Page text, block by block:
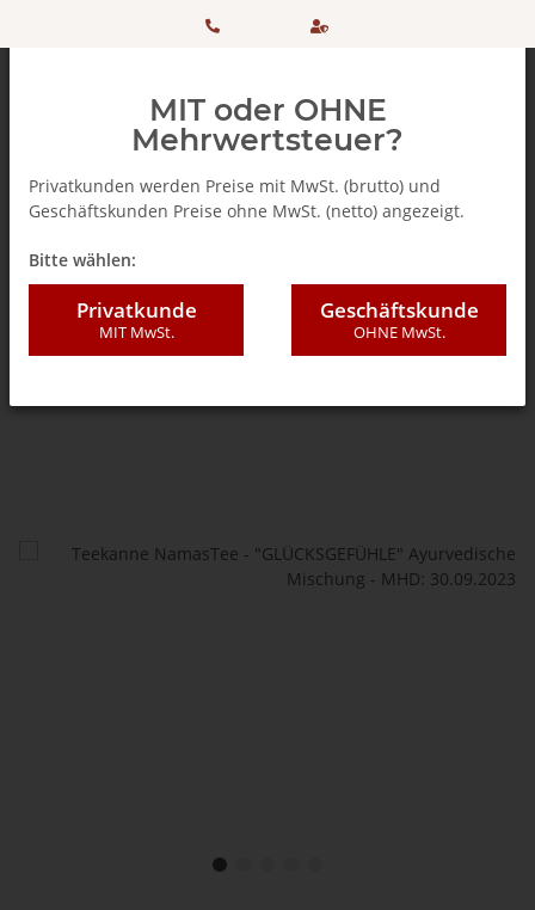
+ 49
506 98
einkaufen
SSL
MIT oder OHNE
Mehrwertsteuer?
Privatkunden werden Preise mit MwSt. (brutto) und
Geschäftskunden Preise ohne MwSt. (netto) angezeigt.
Bitte wählen:
Privatkunde
MIT MwSt.
Geschäftskunde
OHNE MwSt.